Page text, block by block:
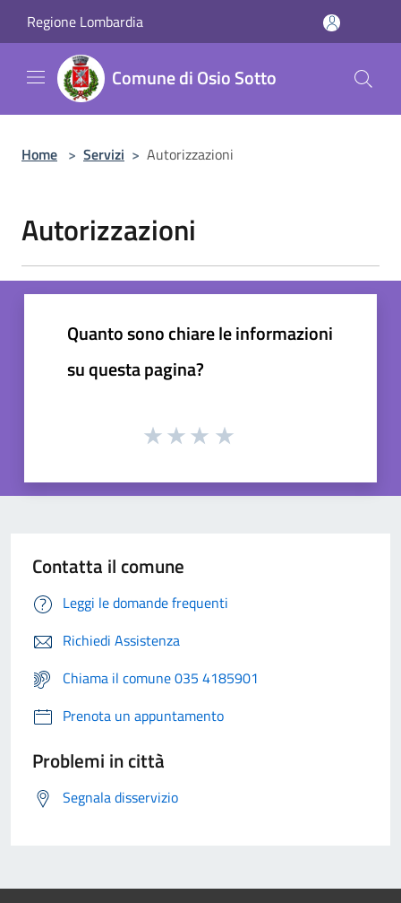
Regione Lombardia
Comune di Osio Sotto
Home > Servizi > Autorizzazioni
Autorizzazioni
Quanto sono chiare le informazioni
su questa pagina?
Contatta il comune
Leggi le domande frequenti
Richiedi Assistenza
Chiama il comune 035 4185901
Prenota un appuntamento
Problemi in città
Segnala disservizio